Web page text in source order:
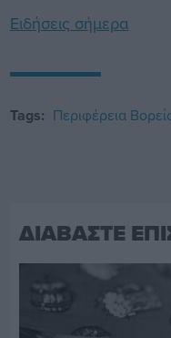
Ειδήσεις σήμερα
Tags: Περιφέρεια
ΔΙΑΒΑΣΤΕ